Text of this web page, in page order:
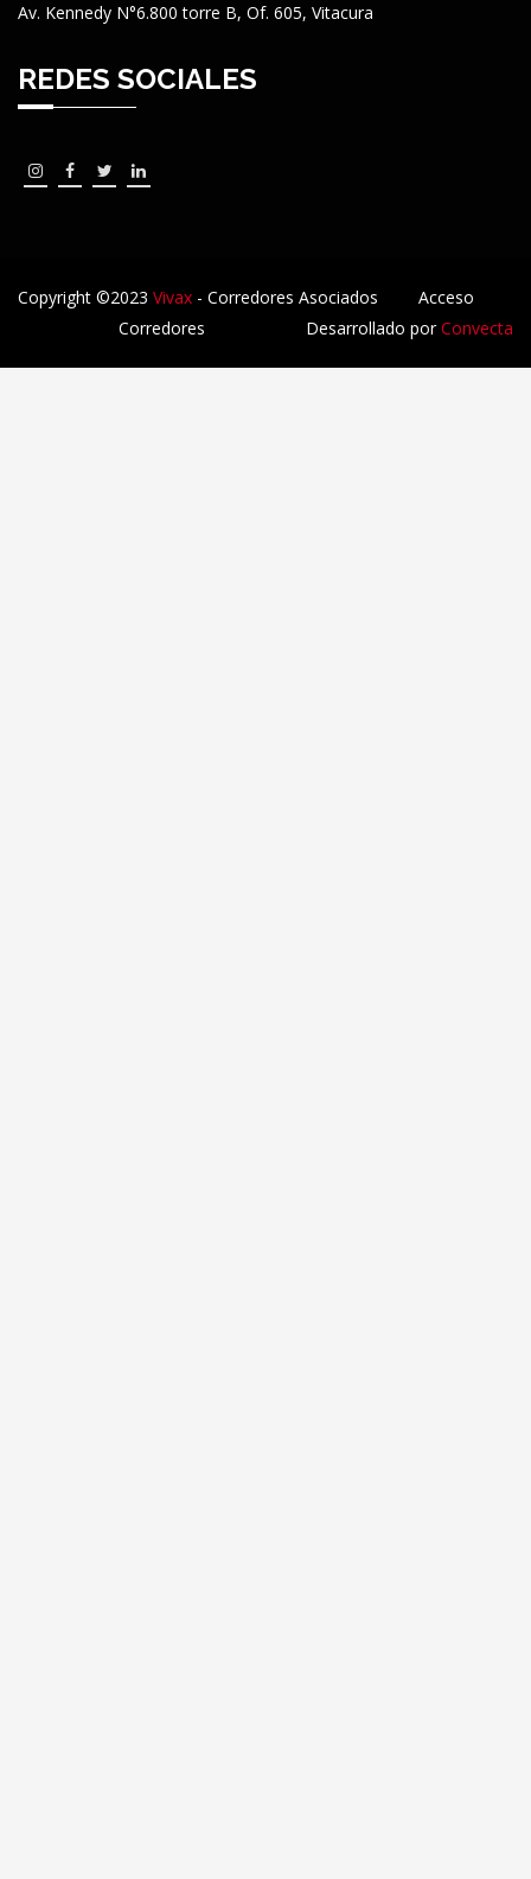
Av. Kennedy N°6.800 torre B, Of. 605, Vitacura
REDES SOCIALES
Copyright ©2023 Vivax - Corredores Asociados
Acceso
Corredores
Desarrollado porConvecta